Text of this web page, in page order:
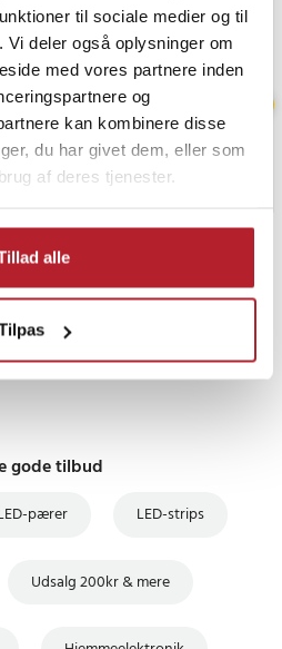
til sociale medier og til
deler også oplysninger om
med vores partnere inden
og
kan kombinere disse
du har givet dem, eller som
af deres tjenester.
alle
BESTSELLERE
UDSALG
gode tilbud
pærer LED-strips
Udsalg 200kr & mere